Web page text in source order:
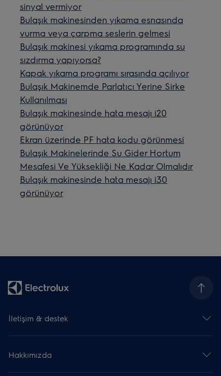
sinyal vermiyor
Bulaşık makinesinden yıkama esnasında
vurma veya çarpma seslerin gelmesi
Bulaşık makinesi yıkama programında su
sızdırma yapıyorsa?
Kapak yıkama programı sırasında açılıyor
Bulaşık Makinemde Parlatıcı Yerine Sirke
Kullanılması
Bulaşık makinesinde hata mesajı i20
görünüyor
Ekran üzerinde PF hata kodu görünmesi
Bulaşık Makinelerinde Su Gider Hortum
Mesafesi Ve Yüksekliği Ne Kadar Olmalıdır
Bulaşık makinesinde hata mesajı i30
görünüyor
İletişim & destek
Hakkımızda